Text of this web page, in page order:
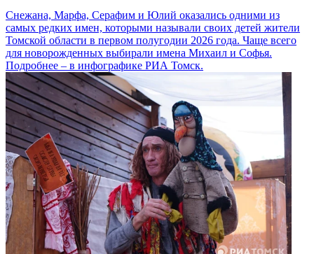
Снежана, Марфа, Серафим и Юлий оказались одними из
самых редких имен, которыми называли своих детей жители
Томской области в первом полугодии 2026 года. Чаще всего
для новорожденных выбирали имена Михаил и Софья.
Подробнее – в инфографике РИА Томск.